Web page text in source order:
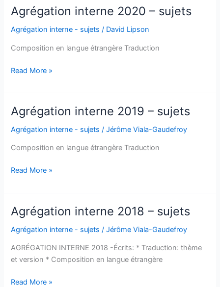
–
sujets
Agrégation interne 2020 – sujets
Agrégation interne - sujets / David Lipson
Composition en langue étrangère Traduction
Agrégation
2020
–
sujets
Read More »
Agrégation interne 2019 – sujets
Agrégation interne - sujets /Jérôme Viala-Gaudefroy
Composition en langue étrangère Traduction
Agrégation
2019
–
sujets
Read More »
Agrégation interne 2018 – sujets
Agrégation interne - sujets /Jérôme Viala-Gaudefroy
AGRÉGATION INTERNE 2018 -Écrits: * Traduction: thème
et version * Composition en langue étrangère
Agrégation
Read More »